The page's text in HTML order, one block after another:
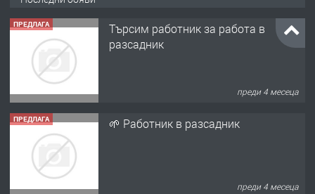
ПРЕДЛАГА 🌱 Работник в разсадник
ПРЕДЛАГА